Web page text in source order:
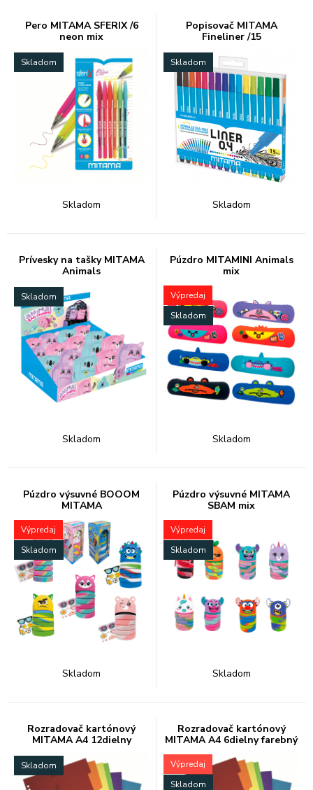
Pero MITAMA SFERIX /6
neon mix
Skladom
Skladom
Popisovač MITAMA
Fineliner /15
Skladom
Skladom
Prívesky na tašky MITAMA
Animals
Skladom
Skladom
Púzdro MITAMINI Animals
mix
Výpredaj
Skladom
Skladom
Púzdro výsuvné BOOOM
MITAMA
Výpredaj
Skladom
Skladom
Púzdro výsuvné MITAMA
SBAM mix
Výpredaj
Skladom
Skladom
Rozradovač kartónový
MITAMA A4 12dielny
Skladom
Rozradovač kartónový
MITAMA A4 6dielny farebný
Výpredaj
Skladom